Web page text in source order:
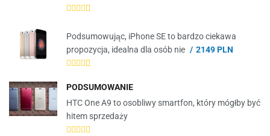
Podsumowując, iPhone SE to bardzo ciekawa
propozycja, idealna dla osób nie
2149 PLN
PODSUMOWANIE
HTC One A9 to osobliwy smartfon, który mógłby być
hitem sprzedaży